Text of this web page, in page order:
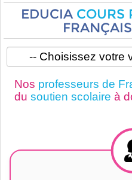
EDUCIA COURS
Nos professeurs de
du soutien scolaire à